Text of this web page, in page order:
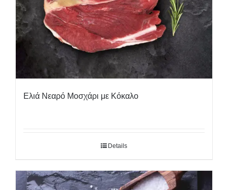
Ελιά Νεαρό Μοσχάρι με Κόκαλο
Details